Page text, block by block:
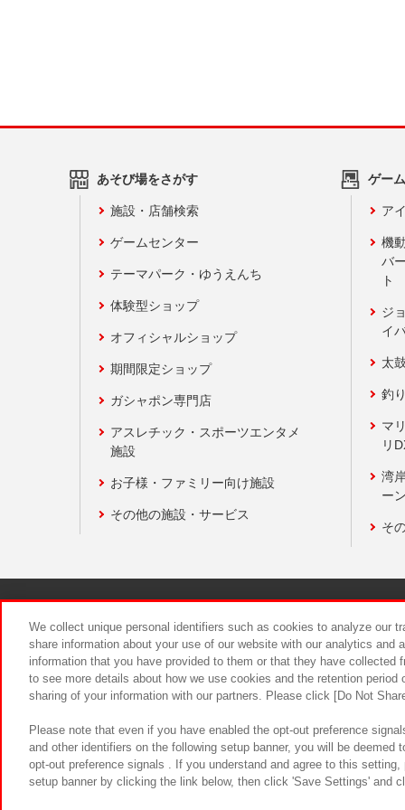
あそび場をさがす
施設・店舗検索
ゲームセンター
テーマパーク・ゆうえんち
体験型ショップ
オフィシャルショップ
期間限定ショップ
ガシャポン専門店
アスレチック・スポーツエンタメ
施設
お子様・ファミリー向け施設
その他の施設・サービス
ゲー
ア
機
バ
ト
ジ
イ
太
釣
マ
リ
湾
ー
そ
食品のご
We collect unique personal identifiers such as cookies to analyze our
share information about your use of our website with our analytics and
information that you have provided to them or that they have
to see more details about how we use cookies and the retention
sharing of your information with our partners. Please click [Do Not
Please note that even if you have enabled the opt-out preference
and other identifiers on the following setup banner, you will be
opt-out preference signals . If you understand and agree to this
setup banner by clicking the link below, then click 'Save Settings' and